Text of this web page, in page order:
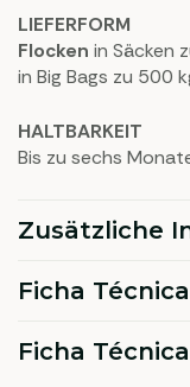
LIEFERFORM
Flocken in Säcken
in Big Bags zu 500
HALTBARKEIT
Bis zu sechs
Zusätzliche
Ficha Técnica
Ficha Técnica